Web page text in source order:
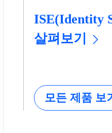
ISE(Identity
살펴보기
모든 제품 보